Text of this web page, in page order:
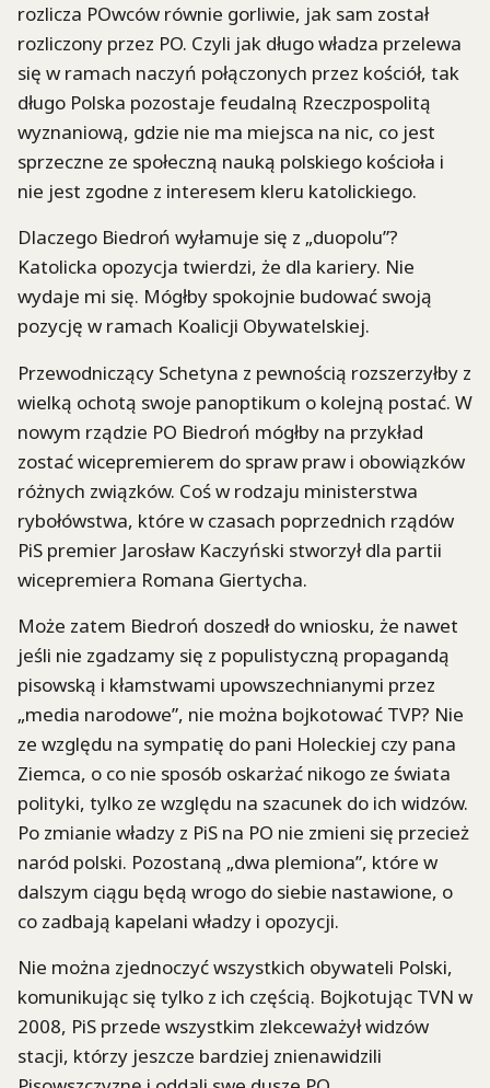
rozlicza POwców równie gorliwie, jak sam został
rozliczony przez PO. Czyli jak długo władza przelewa
się w ramach naczyń połączonych przez kościół, tak
długo Polska pozostaje feudalną Rzeczpospolitą
wyznaniową, gdzie nie ma miejsca na nic, co jest
sprzeczne ze społeczną nauką polskiego kościoła i
nie jest zgodne z interesem kleru katolickiego.
Dlaczego Biedroń wyłamuje się z „duopolu”?
Katolicka opozycja twierdzi, że dla kariery. Nie
wydaje mi się. Mógłby spokojnie budować swoją
pozycję w ramach Koalicji Obywatelskiej.
Przewodniczący Schetyna z pewnością rozszerzyłby z
wielką ochotą swoje panoptikum o kolejną postać. W
nowym rządzie PO Biedroń mógłby na przykład
zostać wicepremierem do spraw praw i obowiązków
różnych związków. Coś w rodzaju ministerstwa
rybołówstwa, które w czasach poprzednich rządów
PiS premier Jarosław Kaczyński stworzył dla partii
wicepremiera Romana Giertycha.
Może zatem Biedroń doszedł do wniosku, że nawet
jeśli nie zgadzamy się z populistyczną propagandą
pisowską i kłamstwami upowszechnianymi przez
„media narodowe”, nie można bojkotować TVP? Nie
ze względu na sympatię do pani Holeckiej czy pana
Ziemca, o co nie sposób oskarżać nikogo ze świata
polityki, tylko ze względu na szacunek do ich widzów.
Po zmianie władzy z PiS na PO nie zmieni się przecież
naród polski. Pozostaną „dwa plemiona”, które w
dalszym ciągu będą wrogo do siebie nastawione, o
co zadbają kapelani władzy i opozycji.
Nie można zjednoczyć wszystkich obywateli Polski,
komunikując się tylko z ich częścią. Bojkotując TVN w
2008, PiS przede wszystkim zlekceważył widzów
stacji, którzy jeszcze bardziej znienawidzili